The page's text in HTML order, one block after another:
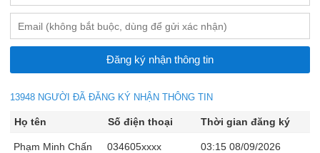
13948 NGƯỜI ĐÃ ĐĂNG KÝ NHẬN THÔNG TIN
Họ tên Số điện thoại Thời gian đăng ký
Phạm Minh Chấn
034605xxxx 03:15 08/09/2026